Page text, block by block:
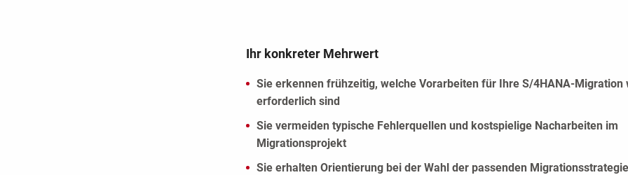
Ihr konkreter Mehrwert
Sie erkennen frühzeitig, welche Vorarbeiten für Ihre S/4HANA-Migration
erforderlich sind
Sie vermeiden typische Fehlerquellen und kostspielige Nacharbeiten im
Migrationsprojekt
Sie erhalten Orientierung bei der Wahl der passenden